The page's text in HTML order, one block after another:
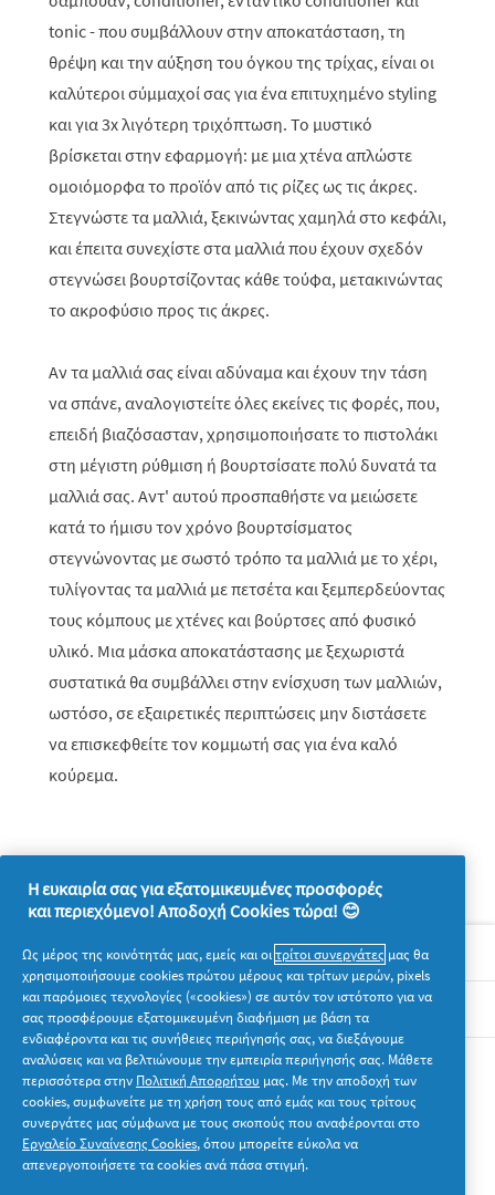
tonic - που συμβάλλουν στην αποκατάσταση, τη
θρέψη και την αύξηση του όγκου της τρίχας, είναι οι
καλύτεροι σύμμαχοί σας για ένα επιτυχημένο styling
και για 3x λιγότερη τριχόπτωση. Το μυστικό
βρίσκεται στην εφαρμογή: με μια χτένα απλώστε
ομοιόμορφα το προϊόν από τις ρίζες ως τις άκρες.
Στεγνώστε τα μαλλιά, ξεκινώντας χαμηλά στο κεφάλι,
και έπειτα συνεχίστε στα μαλλιά που έχουν σχεδόν
στεγνώσει βουρτσίζοντας κάθε τούφα, μετακινώντας
το ακροφύσιο προς τις άκρες.
Αν τα μαλλιά σας είναι αδύναμα και έχουν την τάση
να σπάνε, αναλογιστείτε όλες εκείνες τις φορές, που,
επειδή βιαζόσασταν, χρησιμοποιήσατε το πιστολάκι
στη μέγιστη ρύθμιση ή βουρτσίσατε πολύ δυνατά τα
μαλλιά σας. Αντ' αυτού προσπαθήστε να μειώσετε
κατά το ήμισυ τον χρόνο βουρτσίσματος
στεγνώνοντας με σωστό τρόπο τα μαλλιά με το χέρι,
τυλίγοντας τα μαλλιά με πετσέτα και ξεμπερδεύοντας
τους κόμπους με χτένες και βούρτσες από φυσικό
υλικό. Μια μάσκα αποκατάστασης με ξεχωριστά
συστατικά θα συμβάλλει στην ενίσχυση των μαλλιών,
ωστόσο, σε εξαιρετικές περιπτώσεις μην διστάσετε
να επισκεφθείτε τον κομμωτή σας για ένα καλό
κούρεμα.
Σχετικά με την P&G
Νομικά
Ακολουθήστε μας
Η ευκαιρία σας για εξατομικευμένες προσφορές
και περιεχόμενο! Αποδοχή Cookies τώρα! 😊
Ως μέρος της κοινότητάς μας, εμείς και οιτρίτοι συνεργάτες μας θα
χρησιμοποιήσουμε cookies πρώτου μέρους και τρίτων μερών, pixels
και παρόμοιες τεχνολογίες («cookies») σε αυτόν τον ιστότοπο για να
σας προσφέρουμε εξατομικευμένη διαφήμιση με βάση τα
ενδιαφέροντα και τις συνήθειες περιήγησής σας, να διεξάγουμε
αναλύσεις και να βελτιώνουμε την εμπειρία περιήγησής σας. Μάθετε
περισσότερα στην Πολιτική Απορρήτου μας. Με την αποδοχή των
cookies, συμφωνείτε με τη χρήση τους από εμάς και τους τρίτους
συνεργάτες μας σύμφωνα με τους σκοπούς που αναφέρονται στο
Εργαλείο Συναίνεσης Cookies, όπου μπορείτε εύκολα να
απενεργοποιήσετε τα cookies ανά πάσα στιγμή.